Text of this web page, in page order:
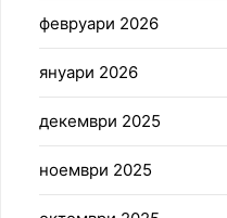
февруари 2026
януари 2026
декември 2025
ноември 2025